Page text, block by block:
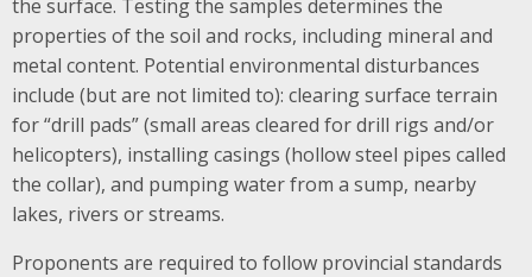
the surface. Testing the samples determines the
properties of the soil and rocks, including mineral and
metal content. Potential environmental disturbances
include (but are not limited to): clearing surface terrain
for “drill pads” (small areas cleared for drill rigs and/or
helicopters), installing casings (hollow steel pipes called
the collar), and pumping water from a sump, nearby
lakes, rivers or streams.
Proponents are required to follow provincial standards